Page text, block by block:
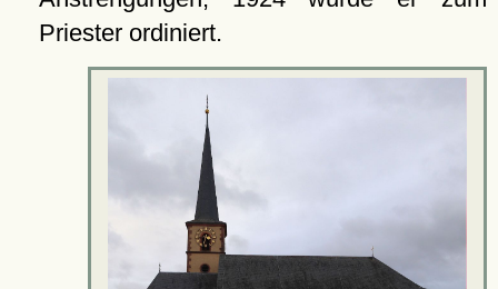
Priester ordiniert.